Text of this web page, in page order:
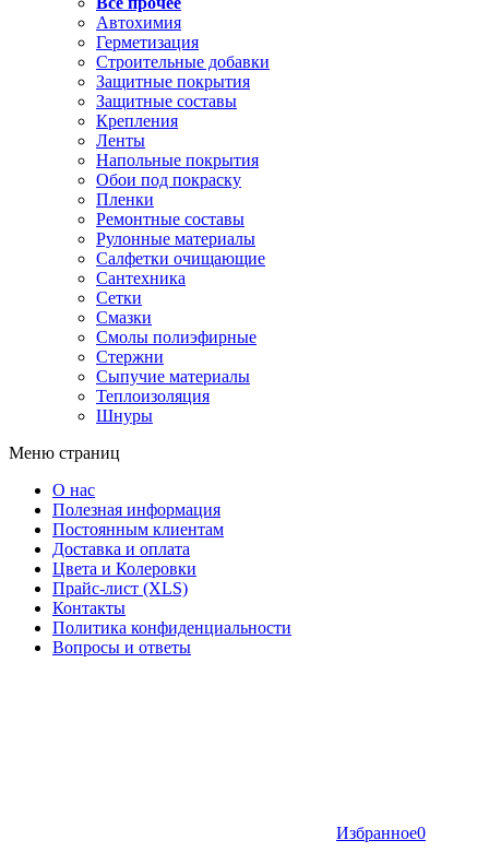
Автохимия
Герметизация
Строительные добавки
Защитные покрытия
Защитные составы
Крепления
Ленты
Напольные покрытия
Обои под покраску
Пленки
Ремонтные составы
Рулонные материалы
Салфетки очищающие
Сантехника
Сетки
Смазки
Смолы полиэфирные
Стержни
Сыпучие материалы
Теплоизоляция
Шнуры
Меню страниц
О нас
Полезная информация
Постоянным клиентам
Доставка и оплата
Цвета и Колеровки
Прайс-лист (XLS)
Контакты
Политика конфиденциальности
Вопросы и ответы
Избранное0